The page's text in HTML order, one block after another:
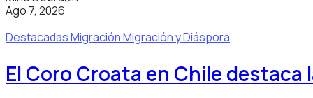
Ago 7, 2026
DestacadasMigraciónMigración y Diáspora
El Coro Croata en Chile destaca